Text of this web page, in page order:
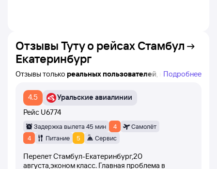
Отзывы Туту о рейсах Стамбул
Екатеринбург
Отзывы только реальных пользователей, которые
Туту!
Вы можете увидеть название конкретного рейса,
авиакомпанию и время вылета, а также дату написания
При написании отзывов пользователи оценивают рейс
вежливость стюардесс, питание на борту самолёта).
Подробнее
4.5
Уральские авиалинии
Рейс U6774
Задержка вылета 45 мин 4
Самолёт
4
Питание 5 Сервис
Перелет Стамбул-Екатеринбург,20
августа,эконом класс. Главная проблема в